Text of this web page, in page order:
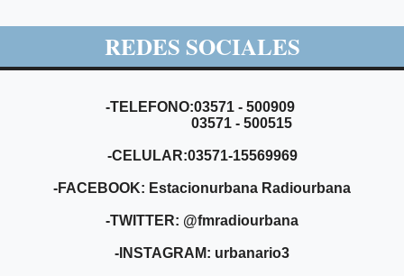
REDES SOCIALES
-TELEFONO:03571 - 500909
03571 - 500515
-CELULAR:03571-15569969
-FACEBOOK: Estacionurbana Radiourbana
-TWITTER: @fmradiourbana
-INSTAGRAM: urbanario3